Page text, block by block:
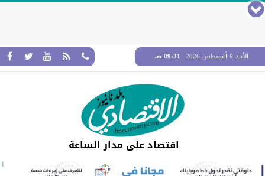
الأحد 9 أغسطس 2026 09:31 صـ
اقتصاد على مدار الساعة